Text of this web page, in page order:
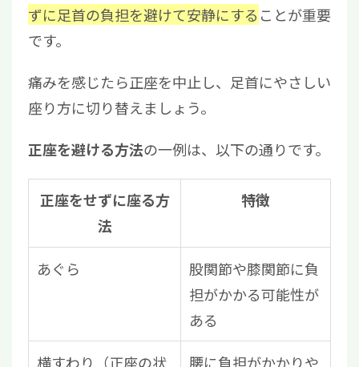
ずに足首の負担を避けて安静にする ことが重要
です。
痛みを感じたら正座を中止し、足首にやさしい
座り方に切り替えましょう。
正座を避ける方法の一例は、以下の通りです。
正座をせずに座る方
法
特徴
あぐら
股関節や膝関節に負
担がかかる可能性が
ある
横すわり（正座の状
腰に負担がかかりや